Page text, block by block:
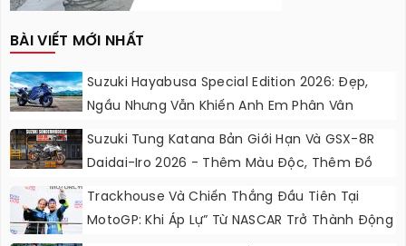
BÀI VIẾT MỚI NHẤT
Suzuki Hayabusa Special Edition 2026: Đẹp,
Ngầu Nhưng Vẫn Khiến Anh Em Phân Vân
Suzuki Tung Katana Bản Giới Hạn Và GSX-8R
Daidai-Iro 2026 - Thêm Màu Độc, Thêm Đồ
Chơi, Thêm Cá Tính
Trackhouse Và Chiến Thắng Đầu Tiên Tại
MotoGP: Khi Áp Lự” Từ NASCAR Trở Thành Động